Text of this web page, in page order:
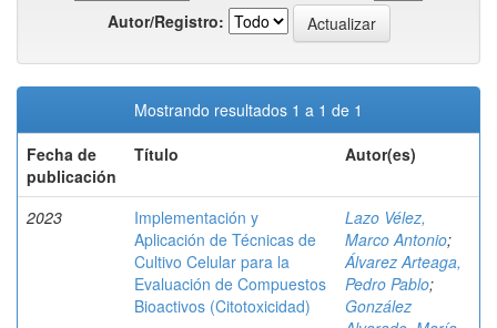
Autor/Registro:
Mostrando resultados 1 a 1 de 1
Fecha de
publicación
Título Autor(es)
2023
Implementación y
Aplicación de Técnicas de
Cultivo Celular para la
Evaluación de Compuestos
Bioactivos (Citotoxicidad)
Lazo Vélez,
Marco Antonio;
Álvarez Arteaga,
Pedro Pablo;
González